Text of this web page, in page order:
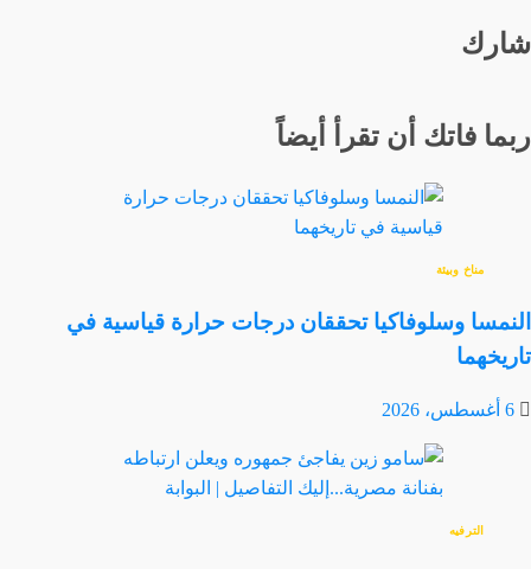
شارك
ربما فاتك أن تقرأ أيضاً
مناخ وبيئة
النمسا وسلوفاكيا تحققان درجات حرارة قياسية في
تاريخهما
6 أغسطس، 2026
الترفيه